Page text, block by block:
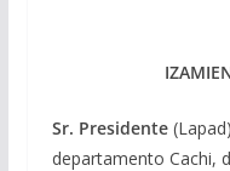
Sr. Presidente
departamento Cachi,